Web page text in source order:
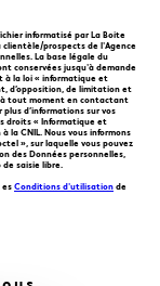
informatisé par La Boite
prospects de l'Agence
La base légale du
conservées jusqu'à demande
à la loi « informatique et
d’opposition, de limitation et
à tout moment en contactant
plus d’informations sur vos
droits « Informatique et
la CNIL. Nous vous informons
», sur laquelle vous pouvez
des Données personnelles,
saisie libre.
esConditions d'utilisation de